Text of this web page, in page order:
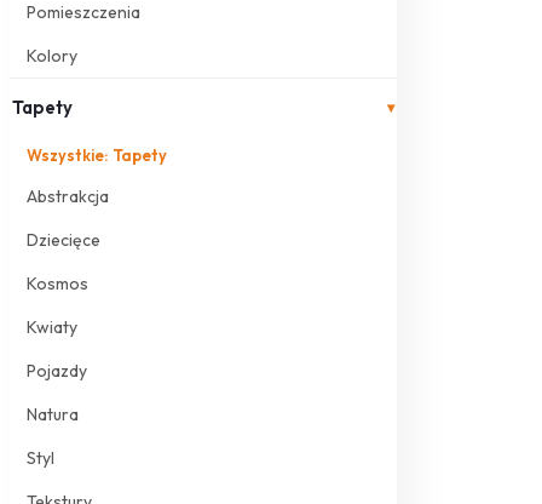
Pomieszczenia
Kolory
Tapety ▾
Wszystkie: Tapety
Abstrakcja
Dziecięce
Kosmos
Kwiaty
Pojazdy
Natura
Styl